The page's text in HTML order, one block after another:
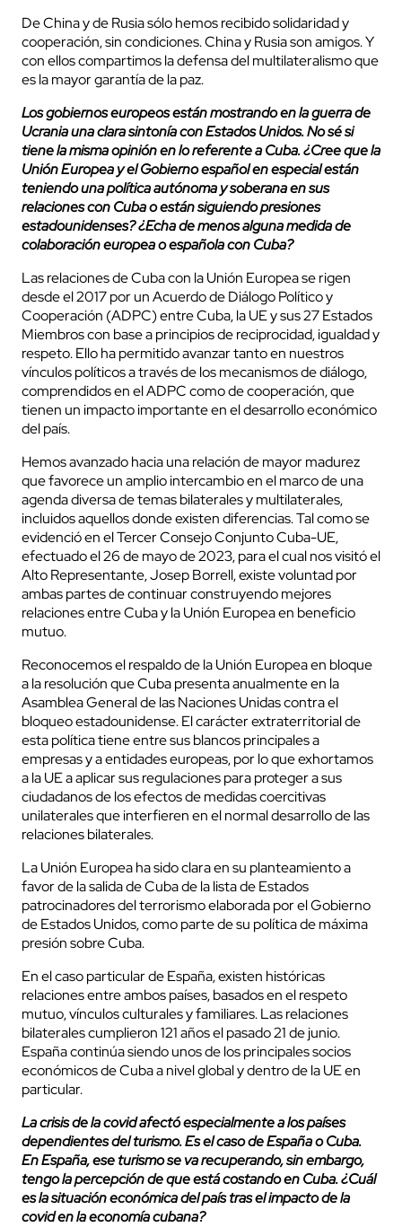
cerrar
De China y de Rusia sólo hemos recibido solidaridad y
cooperación, sin condiciones. China y Rusia son amigos. Y
con ellos compartimos la defensa del multilateralismo que
es la mayor garantía de la paz.
Los gobiernos europeos están mostrando en la guerra de
Ucrania una clara sintonía con Estados Unidos. No sé si
tiene la misma opinión en lo referente a Cuba. ¿Cree que la
Unión Europea y el Gobierno español en especial están
teniendo una política autónoma y soberana en sus
relaciones con Cuba o están siguiendo presiones
estadounidenses? ¿Echa de menos alguna medida de
colaboración europea o española con Cuba?
Las relaciones de Cuba con la Unión Europea se rigen
desde el 2017 por un Acuerdo de Diálogo Político y
Cooperación (ADPC) entre Cuba, la UE y sus 27 Estados
Miembros con base a principios de reciprocidad, igualdad y
respeto. Ello ha permitido avanzar tanto en nuestros
vínculos políticos a través de los mecanismos de diálogo,
comprendidos en el ADPC como de cooperación, que
tienen un impacto importante en el desarrollo económico
del país.
Hemos avanzado hacia una relación de mayor madurez
que favorece un amplio intercambio en el marco de una
agenda diversa de temas bilaterales y multilaterales,
incluidos aquellos donde existen diferencias. Tal como se
evidenció en el Tercer Consejo Conjunto Cuba-UE,
efectuado el 26 de mayo de 2023, para el cual nos visitó el
Alto Representante, Josep Borrell, existe voluntad por
ambas partes de continuar construyendo mejores
relaciones entre Cuba y la Unión Europea en beneficio
mutuo.
Reconocemos el respaldo de la Unión Europea en bloque
a la resolución que Cuba presenta anualmente en la
Asamblea General de las Naciones Unidas contra el
bloqueo estadounidense. El carácter extraterritorial de
esta política tiene entre sus blancos principales a
empresas y a entidades europeas, por lo que exhortamos
a la UE a aplicar sus regulaciones para proteger a sus
ciudadanos de los efectos de medidas coercitivas
unilaterales que interfieren en el normal desarrollo de las
relaciones bilaterales.
La Unión Europea ha sido clara en su planteamiento a
favor de la salida de Cuba de la lista de Estados
patrocinadores del terrorismo elaborada por el Gobierno
de Estados Unidos, como parte de su política de máxima
presión sobre Cuba.
En el caso particular de España, existen históricas
relaciones entre ambos países, basados en el respeto
mutuo, vínculos culturales y familiares. Las relaciones
bilaterales cumplieron 121 años el pasado 21 de junio.
España continúa siendo unos de los principales socios
económicos de Cuba a nivel global y dentro de la UE en
particular.
La crisis de la covid afectó especialmente a los países
dependientes del turismo. Es el caso de España o Cuba.
En España, ese turismo se va recuperando, sin embargo,
tengo la percepción de que está costando en Cuba. ¿Cuál
es la situación económica del país tras el impacto de la
covid en la economía cubana?